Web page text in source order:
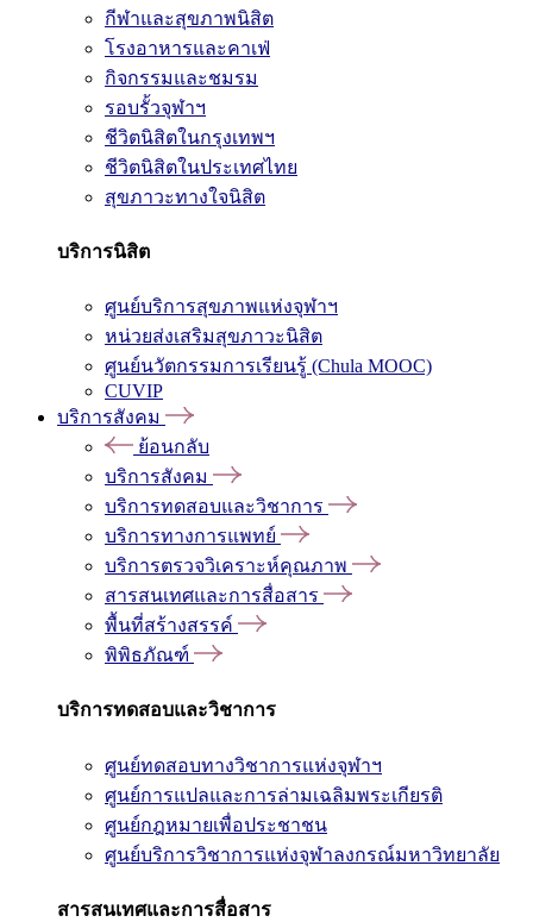
กีฬาและสุขภาพนิสิต
โรงอาหารและคาเฟ่
กิจกรรมและชมรม
รอบรั้วจุฬาฯ
ชีวิตนิสิตในกรุงเทพฯ
ชีวิตนิสิตในประเทศไทย
สุขภาวะทางใจนิสิต
บริการนิสิต
ศูนย์บริการสุขภาพแห่งจุฬาฯ
หน่วยส่งเสริมสุขภาวะนิสิต
ศูนย์นวัตกรรมการเรียนรู้ (Chula MOOC)
CUVIP
บริการสังคม
ย้อนกลับ
บริการสังคม
บริการทดสอบและวิชาการ
บริการทางการแพทย์
บริการตรวจวิเคราะห์คุณภาพ
สารสนเทศและการสื่อสาร
พื้นที่สร้างสรรค์
พิพิธภัณฑ์
บริการทดสอบและวิชาการ
ศูนย์ทดสอบทางวิชาการแห่งจุฬาฯ
ศูนย์การแปลและการล่ามเฉลิมพระเกียรติ
ศูนย์กฎหมายเพื่อประชาชน
ศูนย์บริการวิชาการแห่งจุฬาลงกรณ์มหาวิทยาลัย
สารสนเทศและการสื่อสาร